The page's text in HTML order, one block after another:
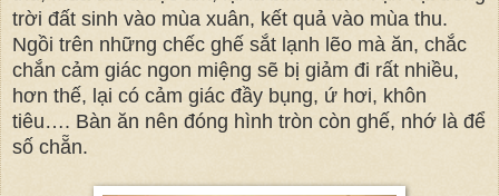
trời đất sinh vào mùa xuân, kết quả vào mùa thu.
Ngồi trên những chếc ghế sắt lạnh lẽo mà ăn, chắc
chắn cảm giác ngon miệng sẽ bị giảm đi rất nhiều,
hơn thế, lại có cảm giác đầy bụng, ứ hơi, khôn
tiêu…. Bàn ăn nên đóng hình tròn còn ghế, nhớ là để
số chẵn.